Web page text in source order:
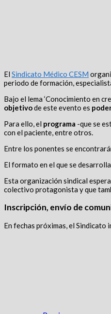
El Sindicato Médico CESM
periodo de formación,
Bajo el lema ‘Conocimiento en
objetivode este evento es
Para ello, el programa -que se
con el paciente, entre otros.
Entre los ponentes se
El formato en el que se
Esta organización sindical
colectivo protagonista y que
Inscripción, envío de
En fechas próximas, el